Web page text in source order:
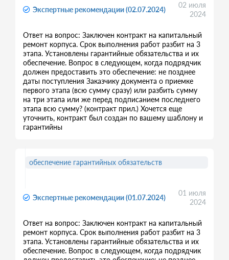
Экспертные рекомендации (02.07.2024)
02 июля
2024
Ответ на вопрос: Заключен контракт на капитальный
ремонт корпуса. Срок выполнения работ разбит на 3
этапа. Установлены гарантийные обязательства и их
обеспечение. Вопрос в следующем, когда подрядчик
должен предоставить это обеспечение: не позднее
даты поступления Заказчику документа о приемке
первого этапа (всю сумму сразу) или разбить сумму
на три этапа или же перед подписанием последнего
этапа всю сумму? (контракт прил.) Хочется еще
уточнить, контракт был создан по вашему шаблону и
гарантийны
Экспертные рекомендации (01.07.2024)
01 июля
2024
Ответ на вопрос: Заключен контракт на капитальный
ремонт корпуса. Срок выполнения работ разбит на 3
этапа. Установлены гарантийные обязательства и их
обеспечение. Вопрос в следующем, когда подрядчик
обеспечение гарантийных обязательств